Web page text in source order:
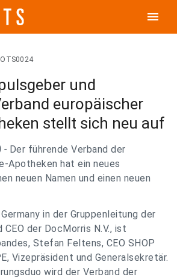
menu
OTS0024
und
europäischer
stellt sich neu auf
- Der führende Verband der
Apotheken hat ein neues
neuen Namen und einen neuen
in der Gruppenleitung der
CEO der DocMorris N.V., ist
Stefan Feltens, CEO SHOP
Vizepräsident und Generalsekretär.
wird der Verband der